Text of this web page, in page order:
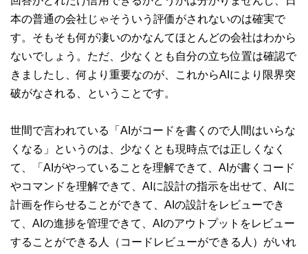
本の普通の会社じゃそういう評価がされないのは確実で
す。そもそも何が凄いのかなんてほとんどの会社はわから
ないでしょう。ただ、少なくとも自分の立ち位置は確認で
きましたし、何より重要なのが、これからAIにより限界突
破がなされる、ということです。
世間で言われている「AIがコードを書くので人間はいらな
くなる」というのは、少なくとも現時点では正しくなく
て、「AIがやっていることを理解できて、AIが書くコード
やコマンドを理解できて、AIに設計の指示を出せて、AIに
計画を作らせることができて、AIの設計をレビューでき
て、AIの進捗を管理できて、AIのアウトプットをレビュー
することができる人（コードレビューができる人）がいれ